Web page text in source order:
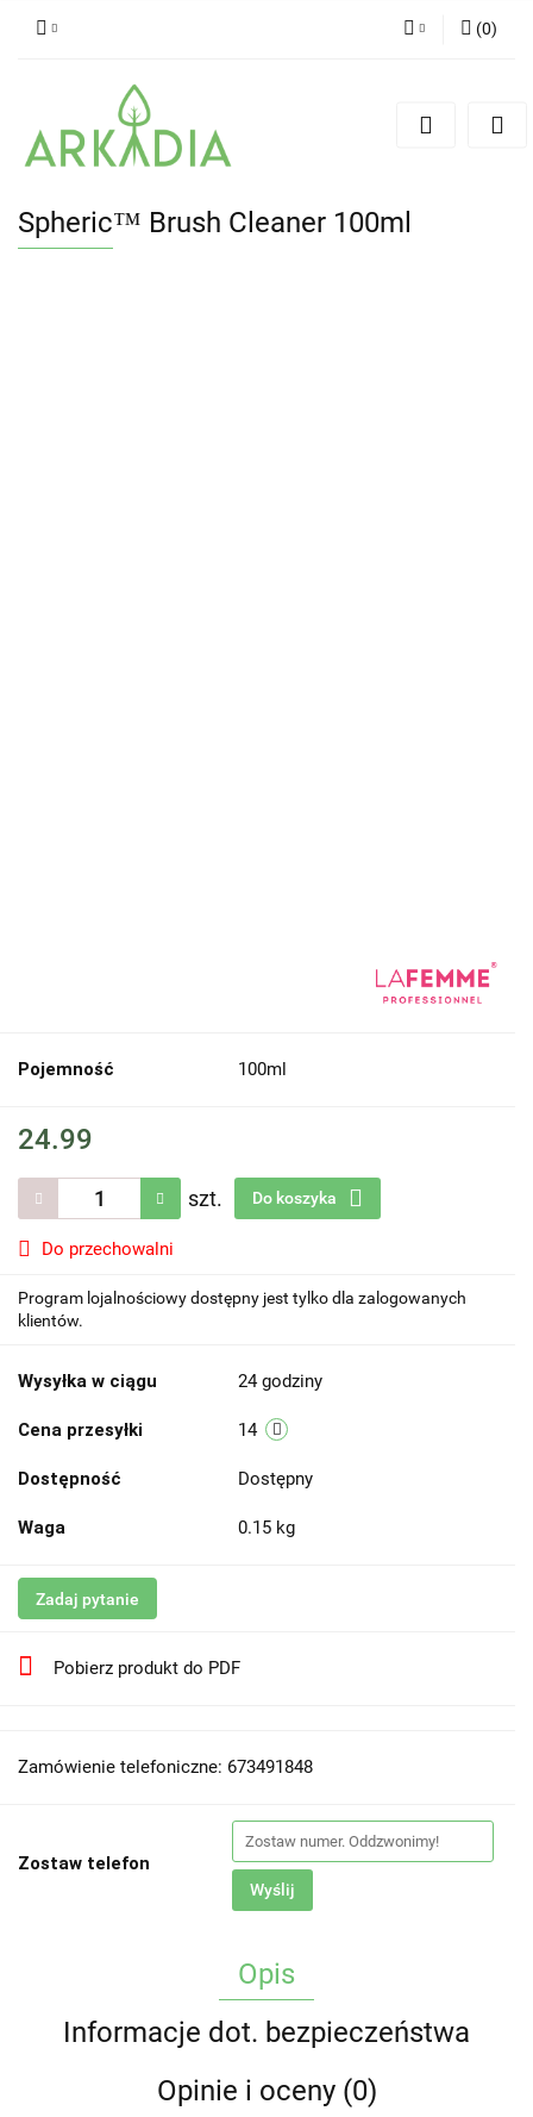
(0)
Spheric™ Brush Cleaner 100ml
Pojemność 100ml
24.99
szt. Do koszyka
Do przechowalni
Program lojalnościowy dostępny jest tylko dla zalogowanych
klientów.
Wysyłka w ciągu 24 godziny
Cena przesyłki 14
Dostępność Dostępny
Waga 0.15 kg
Zadaj pytanie
Pobierz produkt do PDF
Zamówienie telefoniczne: 673491848
Zostaw telefon
Wyślij
Opis
Informacje dot. bezpieczeństwa
Opinie i oceny (0)